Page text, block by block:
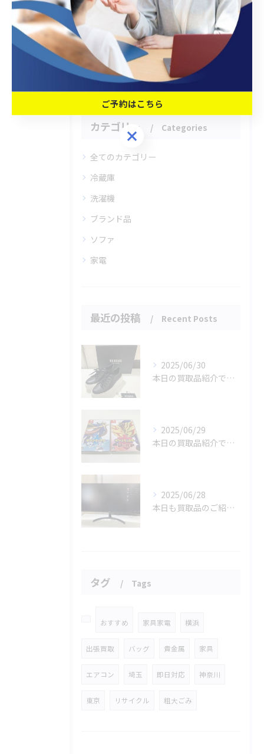
関連タグ
#出張買取
カテゴリー Categories
全てのカテゴリー
冷蔵庫
洗濯機
ブランド品
ソファ
家電
最近の投稿 Recent Posts
2025/06/30
本日の買取品紹介です！✨
2025/06/29
本日の買取品紹介です！🎉🎮
2025/06/28
本日も買取品のご紹介です！✨
タグ Tags
おすすめ 家具家電 横浜
出張買取 バッグ 貴金属 家具
エアコン 埼玉 即日対応 神奈川
東京 リサイクル 粗大ごみ
ご予約はこちら
ご予約はこちら